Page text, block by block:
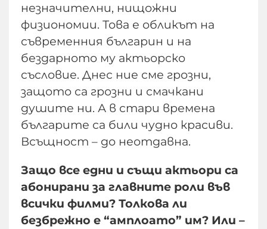
незначителни, нищожни
физиономии. Това е обликът на
съвременния българин и на
бездарното му актьорско
съсловие. Днес ние сме грозни,
защото са грозни и смачкани
душите ни. А в стари времена
българите са били чудно красиви.
Всъщност – до неотдавна.
Защо все едни и същи актьори са
абонирани за главните роли във
всички филми? Толкова ли
безбрежно е “амплоато” им? Или –